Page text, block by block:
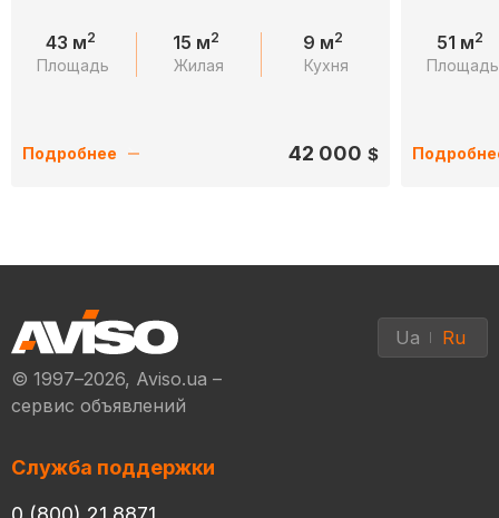
43 м2
Площадь
15 м2
Жилая
9 м2
Кухня
Подробнее 42 000 $
51 м2
Площадь
© 1997–2026, Aviso.ua –
сервис объявлений
Ua Ru
Служба поддержки